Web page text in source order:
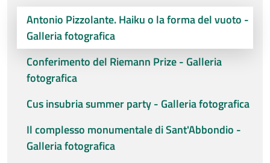
Antonio Pizzolante. Haiku o la forma del vuoto -
Galleria fotografica
Conferimento del Riemann Prize - Galleria
fotografica
Cus insubria summer party - Galleria fotografica
Il complesso monumentale di Sant'Abbondio -
Galleria fotografica